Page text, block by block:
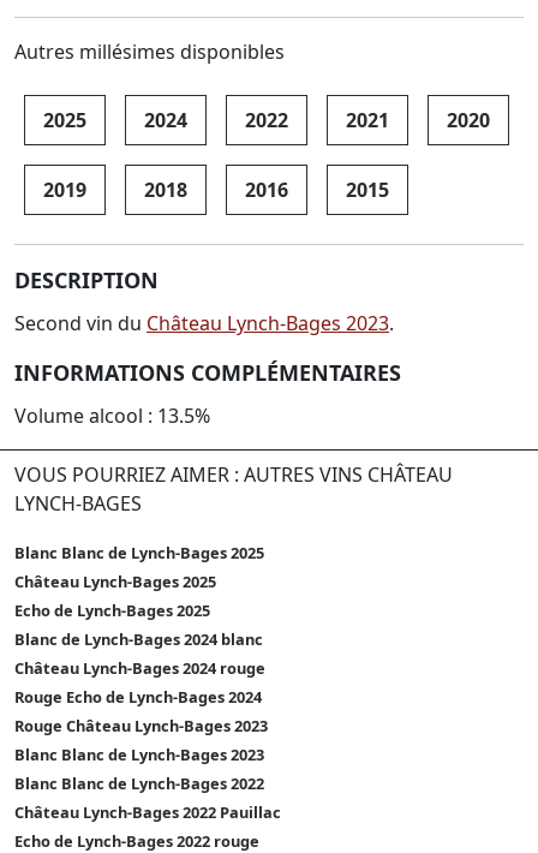
Autres millésimes disponibles
2025 2024 2022 2021 2020
2019 2018 2016 2015
DESCRIPTION
Second vin du Château Lynch-Bages 2023.
INFORMATIONS COMPLÉMENTAIRES
Volume alcool : 13.5%
VOUS POURRIEZ AIMER : AUTRES VINS CHÂTEAU
LYNCH-BAGES
Blanc Blanc de Lynch-Bages 2025
Château Lynch-Bages 2025
Echo de Lynch-Bages 2025
Blanc de Lynch-Bages 2024 blanc
Château Lynch-Bages 2024 rouge
Rouge Echo de Lynch-Bages 2024
Rouge Château Lynch-Bages 2023
Blanc Blanc de Lynch-Bages 2023
Blanc Blanc de Lynch-Bages 2022
Château Lynch-Bages 2022 Pauillac
Echo de Lynch-Bages 2022 rouge